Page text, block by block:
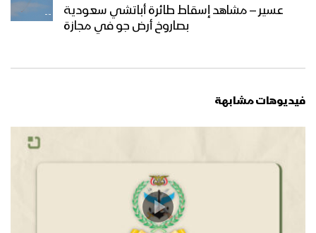
عسير – مشاهد إسقاط طائرة أباتشي سعودية
بصاروخ أرض جو في مجازة
فيديوهات مشابهة